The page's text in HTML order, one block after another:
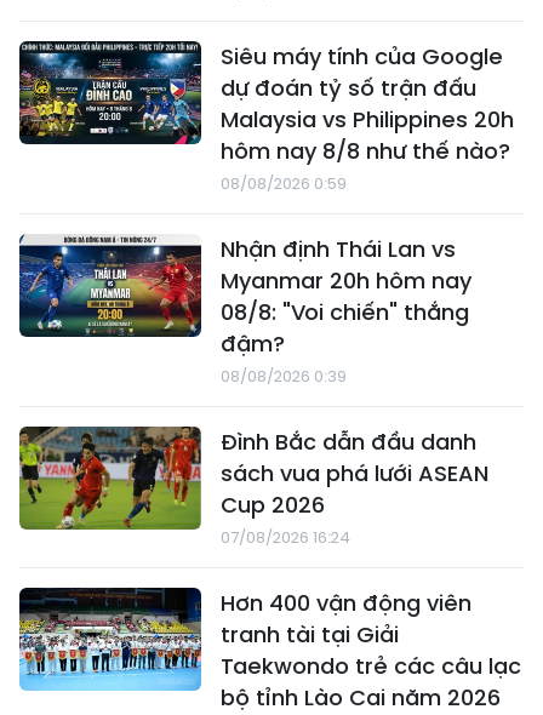
Siêu máy tính của Google
dự đoán tỷ số trận đấu
Malaysia vs Philippines 20h
hôm nay 8/8 như thế nào?
08/08/2026 0:59
Nhận định Thái Lan vs
Myanmar 20h hôm nay
08/8: "Voi chiến" thắng
đậm?
08/08/2026 0:39
Đình Bắc dẫn đầu danh
sách vua phá lưới ASEAN
Cup 2026
07/08/2026 16:24
Hơn 400 vận động viên
tranh tài tại Giải
Taekwondo trẻ các câu lạc
bộ tỉnh Lào Cai năm 2026